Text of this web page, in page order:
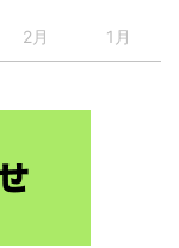
2月 1月